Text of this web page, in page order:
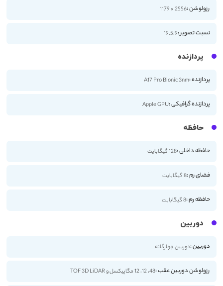
رزولوشن :2556 × 1179
نسبت تصویر :19.5:9
پردازنده
پردازنده :A17 Pro Bionic 3nm
پردازنده گرافیکی :Apple GPU
حافظه
حافظه داخلی :128 گیگابایت
فضای رم :8 گیگابایت
حافظه رم :8 گیگابایت
دوربین
دوربین :دوربین چهارگانه
رزولوشن دوربین عقب :48، 12، 12 مگاپیکسل و TOF 3D LiDAR